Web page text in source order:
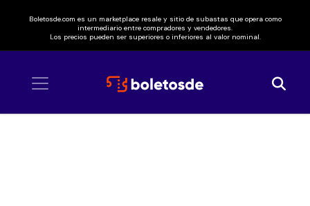
Boletosde.com es un marketplace resale y sitio de subastas que opera como
intermediario entre compradores y vendedores.
Los precios pueden ser superiores o inferiores al valor nominal.